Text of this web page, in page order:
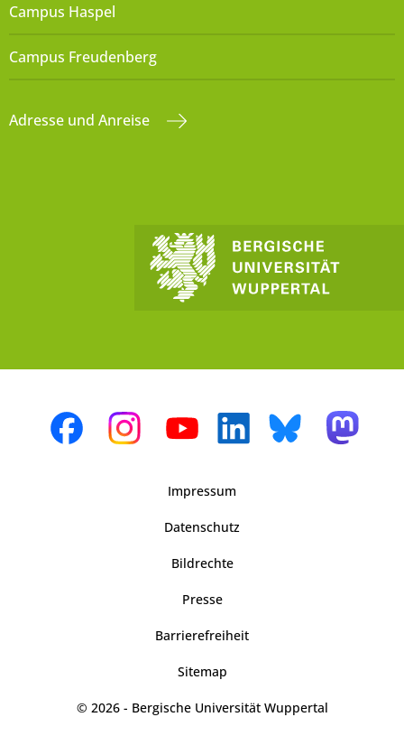
Campus Haspel
Campus Freudenberg
Adresse und Anreise
Impressum
Datenschutz
Bildrechte
Presse
Barrierefreiheit
Sitemap
© 2026 - Bergische Universität Wuppertal